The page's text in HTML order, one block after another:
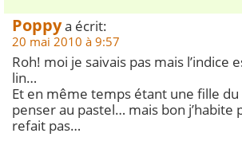
Poppya écrit:
20 mai 2010 à 9:57
Roh! moi je saivais pas mais l’indice
lin…
Et en même temps étant une fille
penser au pastel… mais bon j’habite
refait pas…